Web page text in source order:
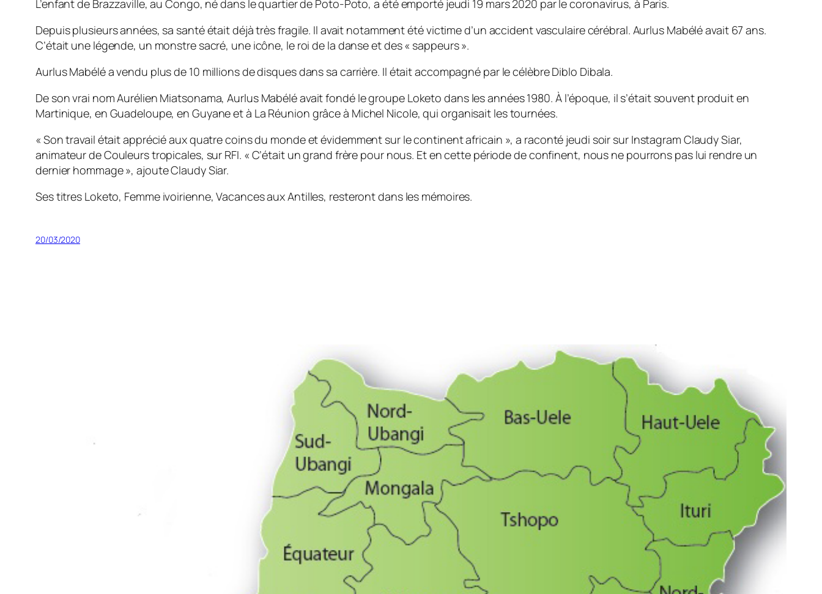
L’enfant de Brazzaville, au Congo, né dans le quartier de Poto-Poto, a été emporté jeudi 19 mars 2020 par le coronavirus, à Paris.
Depuis plusieurs années, sa santé était déjà très fragile. Il avait notamment été victime d’un accident vasculaire cérébral. Aurlus Mabélé avait 67 ans.
C’était une légende, un monstre sacré, une icône, le roi de la danse et des « sappeurs ».
Aurlus Mabélé a vendu plus de 10 millions de disques dans sa carrière. Il était accompagné par le célèbre Diblo Dibala.
De son vrai nom Aurélien Miatsonama, Aurlus Mabélé avait fondé le groupe Loketo dans les années 1980. À l’époque, il s’était souvent produit en
Martinique, en Guadeloupe, en Guyane et à La Réunion grâce à Michel Nicole, qui organisait les tournées.
« Son travail était apprécié aux quatre coins du monde et évidemment sur le continent africain », a raconté jeudi soir sur Instagram Claudy Siar,
animateur de Couleurs tropicales, sur RFI. « C’était un grand frère pour nous. Et en cette période de confinent, nous ne pourrons pas lui rendre un
dernier hommage», ajoute Claudy Siar.
Ses titres Loketo, Femme ivoirienne,Vacances aux Antilles, resteront dans les mémoires.
20/03/2020